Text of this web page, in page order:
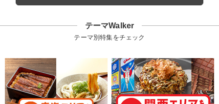
テーマWalker
テーマ別特集をチェック